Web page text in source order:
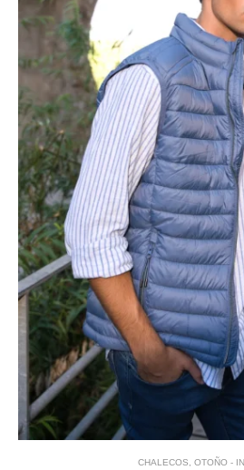
CHALECOS,OTOÑO -